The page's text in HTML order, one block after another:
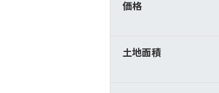
価格
土地面積